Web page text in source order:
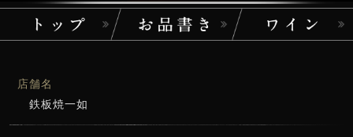
店舗名
鉄板焼一如